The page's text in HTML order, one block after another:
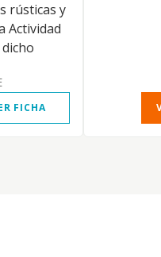
rústicas y
Actividad
FICHA